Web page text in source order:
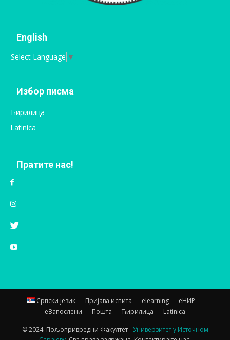
English
Select Language ▼
Избор писма
Ћирилица
Latinica
Пратите нас!
Српски језик Пријава испита elearning
еНИР
еЗапослени
Пошта Ћирилица Latinica
© 2024. Пољопривредни Факултет -Универзитет у Источном